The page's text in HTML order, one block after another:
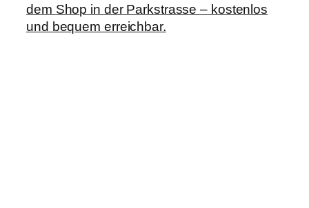
dem Shop in der Parkstrasse – kostenlos
und bequem erreichbar.